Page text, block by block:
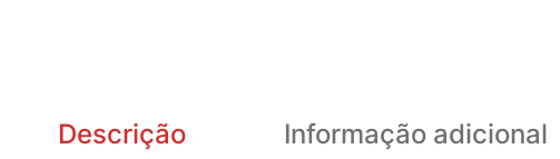
Descrição Informação adicional